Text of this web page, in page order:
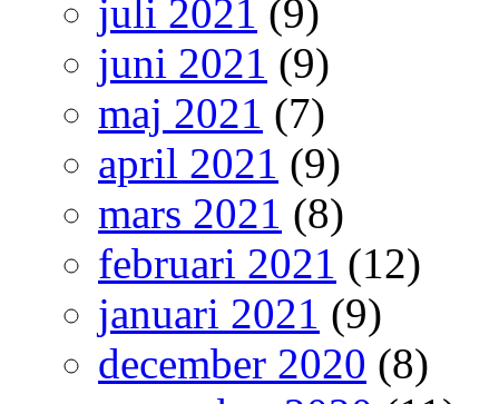
juli 2021 (9)
juni 2021 (9)
maj 2021 (7)
april 2021 (9)
mars 2021 (8)
februari 2021 (12)
januari 2021 (9)
december 2020 (8)